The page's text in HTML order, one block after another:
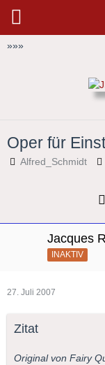
»»»
Oper für
Alfred_Schmidt
Jacques
INAKTIV
27. Juli 2007
Zitat
Original von Fairy